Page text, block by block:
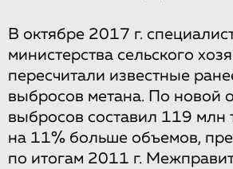
В октябре 2017 г.
министерства сельского
пересчитали известные
выбросов метана. По новой
выбросов составил 119 млн
на 11% больше объемов,
по итогам 2011 г.